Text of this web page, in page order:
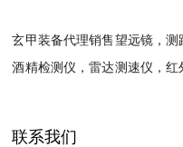
玄甲装备代理销售望远镜，测
酒精检测仪，雷达测速仪，红
联系我们